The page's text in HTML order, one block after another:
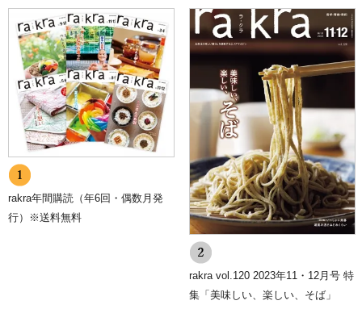
報の収集を行えるものではなく、お客様のプライバシーを侵害するこ
とはございません。
また、cookie （クッキー）の受け入れを希望されない場合は、ブラ
ウザの設定で変更することができます。
※cookie （クッキー）とは、サーバーコンピュータからお客様のブ
ラウザに送信され、お客様が使用しているコンピュータのハードディ
スクに蓄積される情報です。
7.SSLの使用について
個人情報の入力時には、セキュリティ確保のため、これらの情報が傍
受、妨害または改ざんされることを防ぐ目的でSSL（Secure Sockets
※ SSLは情報を暗号化することで、盗聴防止やデータの改ざん防止
送受信する機能のことです。SSLを利用する事でより安全に情報を送
信する事が可能となります。
rakra年間購読（年6回・偶数月発
行）※送料無料
rakra vol.120 2023年11・12月号 特
集「美味しい、楽しい、そば」